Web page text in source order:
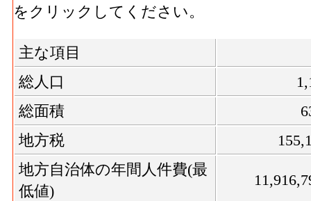
をクリックしてください。
主な項目
総人口
総面積
地方税
地方自治体の年間人件費(最
低値)